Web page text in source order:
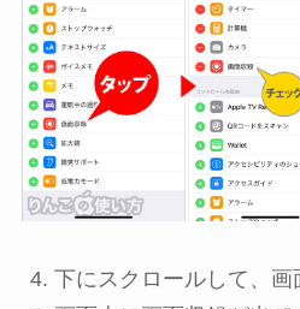
下にスクロールして、 画